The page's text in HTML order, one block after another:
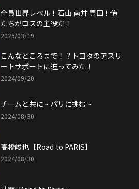
全員世界レベル！石山 南井 豊田！俺
たちがロスの主役だ！
2025/03/19
こんなところまで！？トヨタのアスリ
ートサポートに迫ってみた！
2024/09/20
チームと共に ~ パリに挑む ~
2024/08/30
高橋峻也【Road to PARIS】
2024/08/30